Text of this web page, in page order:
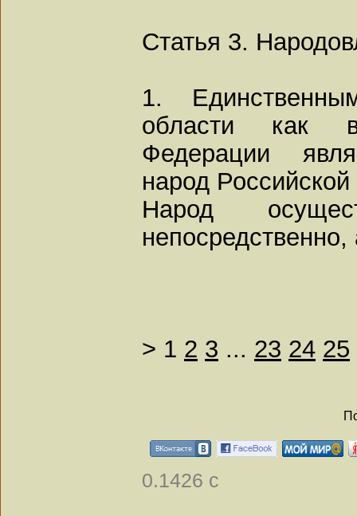
Статья 3.
1.
области как
Федерации
народ
Народ
непосредственно,
> 1 2 3 ... 23 24 25
0.1426 с